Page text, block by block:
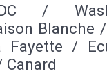
/
Blanche
/
Canard